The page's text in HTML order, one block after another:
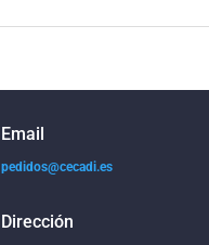
Email
pedidos@cecadi.es
Dirección